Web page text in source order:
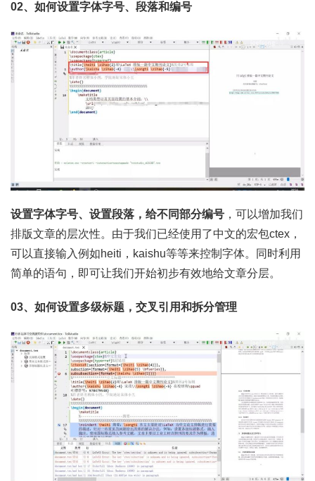
02、如何设置字体字号、段落和编号
设置字体字号、设置段落，给不同部分编号 ，可以增加我们
排版文章的层次性。由于我们已经使用了中文的宏包ctex，
可以直接输入例如heiti，kaishu等等来控制字体。同时利用
简单的语句，即可让我们开始初步有效地给文章分层。
03、如何设置多级标题，交叉引用和拆分管理